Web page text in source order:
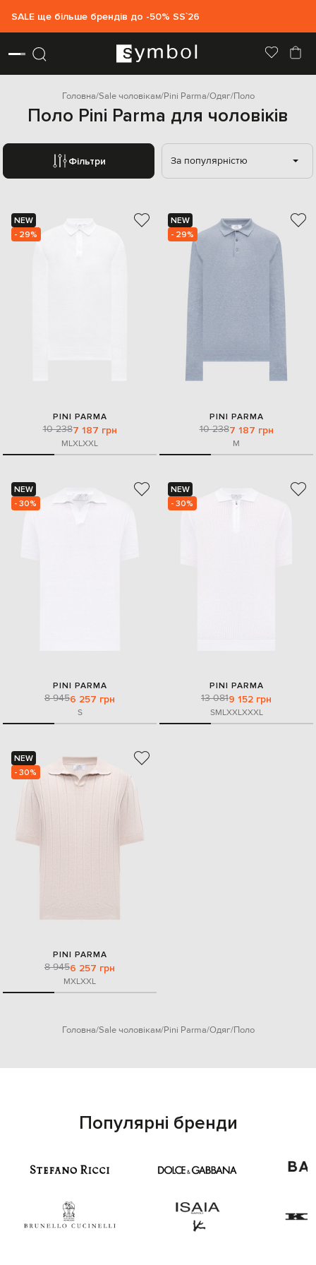
SALE ще більше брендів до -50% SS`26
Головна Sale чоловікам Pini Parma Одяг Поло
Поло Pini Parma для чоловіків
Фільтри За популярністю
NEW
- 29%
PINI PARMA
10 2387 187 грн
MLXLXXL
NEW
- 29%
PINI PARMA
10 2387 187 грн
M
NEW
- 30%
PINI PARMA
8 9456 257 грн
S
NEW
- 30%
PINI PARMA
13 0819 152 грн
SMLXXLXXXL
NEW
- 30%
PINI PARMA
8 9456 257 грн
MXLXXL
Головна Sale чоловікам Pini Parma Одяг Поло
Популярні бренди